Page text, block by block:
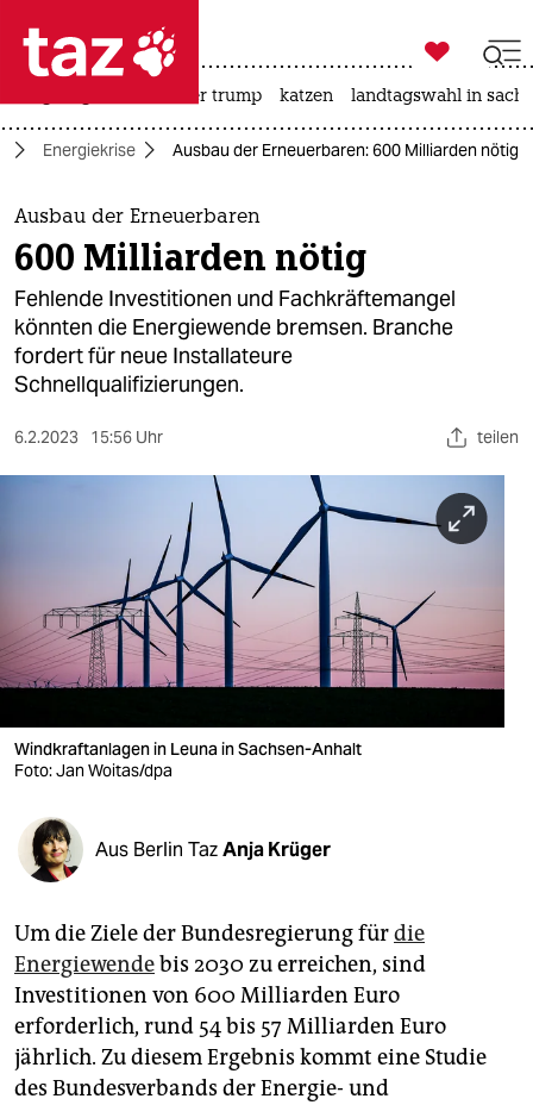
 taz zahl ich
taz zahl ich
themen
politik
öko
gesellschaft
kultur
sport
wahrheit
verlag
verlag
shop
fragen & hilfe
unterstützen
abo
genossenschaft
epaper login

taz zahl ich
usa unter trump katzen landtagswahl in
Energiekrise Ausbau der Erneuerbaren: 600 Milliarden nötig
Ausbau der Erneuerbaren
600 Milliarden nötig
Fehlende Investitionen und Fachkräftemangel
könnten die Energiewende bremsen. Branche
fordert für neue Installateure
Schnellqualifizierungen.
6.2.2023 15:56 Uhr teilen
Windkraftanlagen in Leuna in Sachsen-Anhalt
Foto: Jan Woitas/dpa
Aus Berlin TazAnja Krüger
Um die Ziele der Bundesregierung fürdie
Energiewendebis 2030 zu erreichen, sind
Investitionen von 600 Milliarden Euro
erforderlich, rund 54 bis 57 Milliarden Euro
jährlich. Zu diesem Ergebnis kommt eine Studie
des Bundesverbands der Energie- und